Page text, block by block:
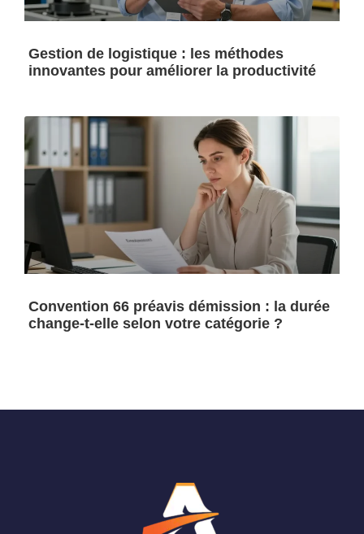
Gestion de logistique : les méthodes
innovantes pour améliorer la productivité
Convention 66 préavis démission : la durée
change-t-elle selon votre catégorie ?